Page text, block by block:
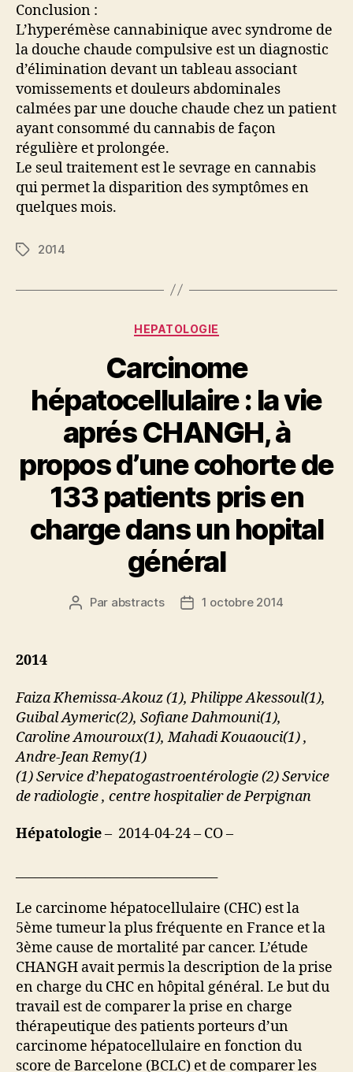
Conclusion :
L’hyperémèse cannabinique avec syndrome de
la douche chaude compulsive est un diagnostic
d’élimination devant un tableau associant
vomissements et douleurs abdominales
calmées par une douche chaude chez un patient
ayant consommé du cannabis de façon
régulière et prolongée.
Le seul traitement est le sevrage en cannabis
qui permet la disparition des symptômes en
quelques mois.
Étiquettes
2014
Catégories
HEPATOLOGIE
Carcinome
hépatocellulaire : la vie
aprés CHANGH, à
propos d’une cohorte de
133 patients pris en
charge dans un hopital
général
Auteur
Par abstracts
Date1 octobre 2014
2014
Faiza Khemissa-Akouz (1), Philippe Akessoul(1),
Guibal Aymeric(2), Sofiane Dahmouni(1),
Caroline Amouroux(1), Mahadi Kouaouci(1) ,
Andre-Jean Remy(1)
(1) Service d’hepatogastroentérologie (2) Service
de radiologie , centre hospitalier de Perpignan
Hépatologie– 2014-04-24 – CO –
Le carcinome hépatocellulaire (CHC) est la
5ème tumeur la plus fréquente en France et la
3ème cause de mortalité par cancer. L’étude
CHANGH avait permis la description de la prise
en charge du CHC en hôpital général. Le but du
travail est de comparer la prise en charge
thérapeutique des patients porteurs d’un
carcinome hépatocellulaire en fonction du
score de Barcelone (BCLC) et de comparer les